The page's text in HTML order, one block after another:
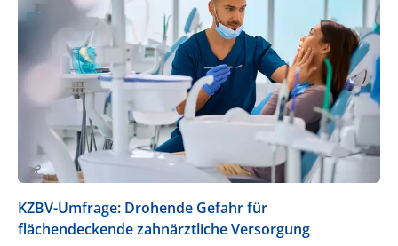
KZBV-Umfrage: Drohende Gefahr für
flächendeckende zahnärztliche Versorgung